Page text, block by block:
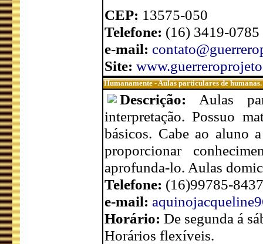
CEP: 13575-050
Telefone: (16) 3419-
e-mail:
Site:
Humanamente - Aulas particulares de humanas.
Descrição: Aulas
interpretação. Possuo
básicos. Cabe ao aluno
proporcionar
aprofunda-lo. Aulas
Telefone: (16)99785-8437
e-mail:
Horário: De segunda á
Horários flexíveis.